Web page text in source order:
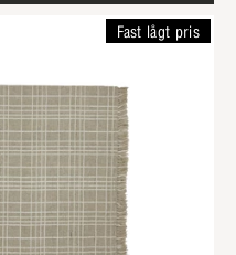
Fast lågt pris